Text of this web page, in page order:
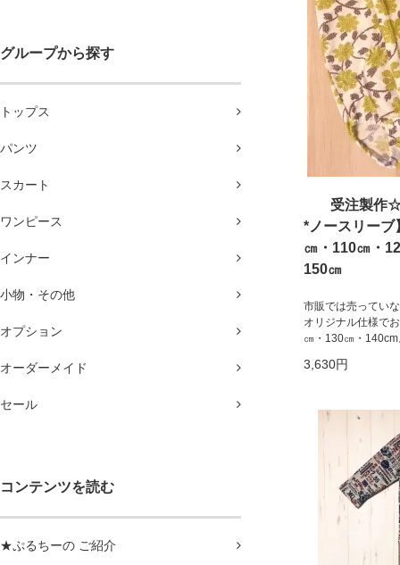
グループから探す
トップス
パンツ
スカート
ワンピース
インナー
小物・その他
オプション
オーダーメイド
セール
コンテンツを読む
★ぷるちーの ご紹介
受注製作
*ノースリーブ
㎝・110㎝・
150㎝
市販では売ってい
オリジナル仕様で
㎝・130㎝・
3,630円